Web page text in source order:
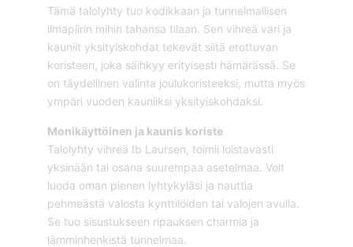
Tämä talolyhty tuo kodikkaan ja tunnelmallisen
ilmapiirin mihin tahansa tilaan. Sen vihreä väri ja
kauniit yksityiskohdat tekevät siitä erottuvan
koristeen, joka säihkyy erityisesti hämärässä. Se
on täydellinen valinta joulukoristeeksi, mutta myös
ympäri vuoden kauniiksi yksityiskohdaksi.
Monikäyttöinen ja kaunis koriste
Talolyhty vihreä Ib Laursen, toimii loistavasti
yksinään tai osana suurempaa asetelmaa. Voit
luoda oman pienen lyhtykyläsi ja nauttia
pehmeästä valosta kynttilöiden tai valojen avulla.
Se tuo sisustukseen ripauksen charmia ja
lämminhenkistä tunnelmaa.